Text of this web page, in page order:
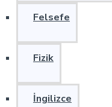
Felsefe
Fizik
İngilizce